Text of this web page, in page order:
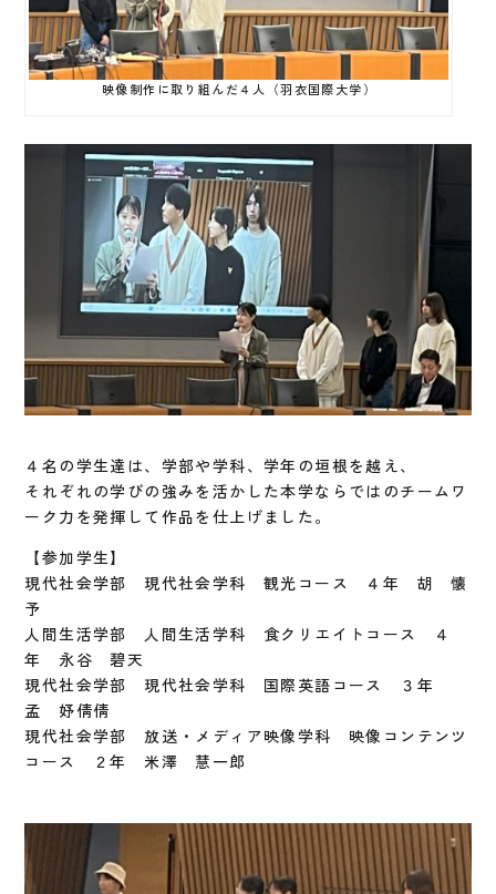
映像制作に取り組んだ４人（羽衣国際大学）
４名の学生達は、学部や学科、学年の垣根を越え、
それぞれの学びの強みを活かした本学ならではのチームワ
ーク力を発揮して作品を仕上げました。
【参加学生】
現代社会学部 現代社会学科 観光コース ４年 胡 懐
予
人間生活学部 人間生活学科 食クリエイトコース ４
年 永谷 碧天
現代社会学部 現代社会学科 国際英語コース ３年
孟 妤倩倩
現代社会学部 放送・メディア映像学科 映像コンテンツ
コース ２年 米澤 慧一郎